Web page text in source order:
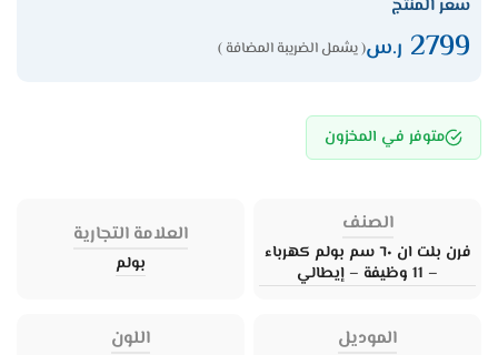
سعر المنتج
2799 ر.س( يشمل الضريبة المضافة )
متوفر في المخزون
الصنف
فرن بلت ان ٦٠ سم بولم كهرباء
– 11 وظيفة – إيطالي
العلامة التجارية
بولم
الموديل اللون